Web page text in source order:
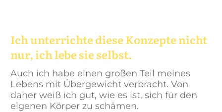
Ich unterrichte diese Konzepte nicht
nur, ich lebe sie selbst.
Auch ich habe einen großen Teil meines
Lebens mit Übergewicht verbracht. Von
daher weiß ich gut, wie es ist, sich für den
eigenen Körper zu schämen.